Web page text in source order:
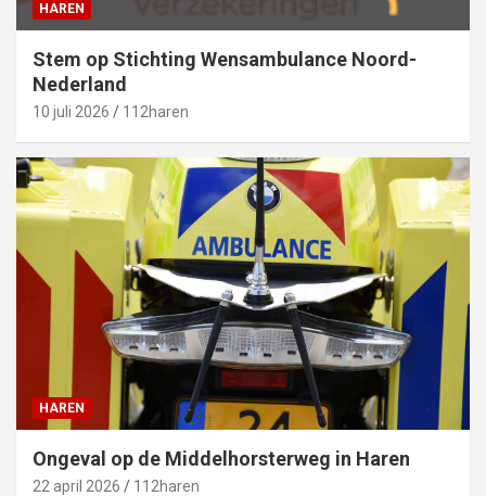
HAREN
Stem op Stichting Wensambulance Noord-
Nederland
10 juli 2026 112haren
HAREN
Ongeval op de Middelhorsterweg in Haren
22 april 2026 112haren